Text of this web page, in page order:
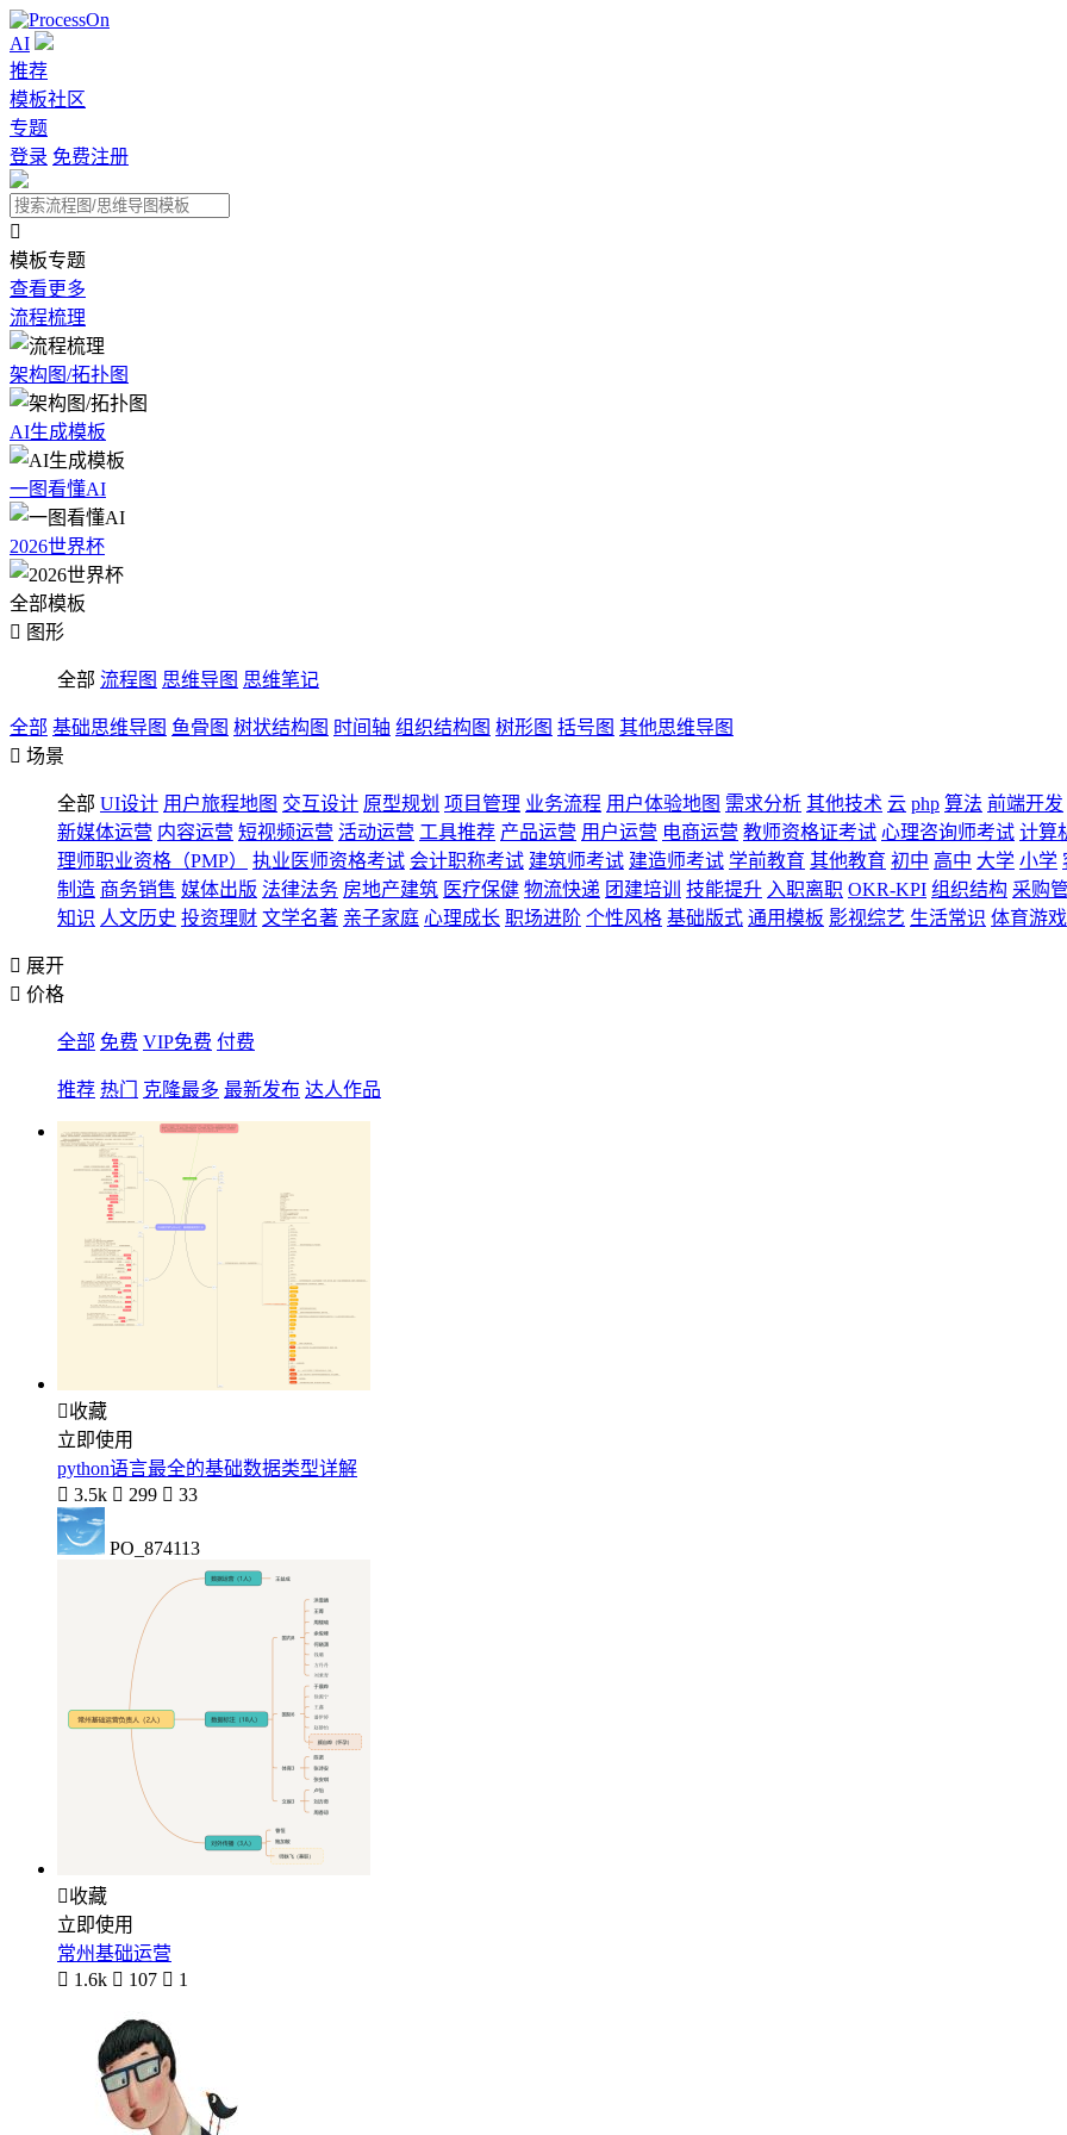
AI
推荐
模板社区
专题
登录 免费注册

模板专题
查看更多
流程梳理
架构图/拓扑图
AI生成模板
一图看懂AI
2026世界杯
全部模板
 图形
全部 流程图 思维导图 思维笔记
全部 基础思维导图 鱼骨图 树状结构图 时间轴 组织结构图 树形图 括号图 其他思维导图
 场景
全部 UI设计 用户旅程地图 交互设计 原型规划 项目管理 业务流程 用户体验地图 需求分析 其他技术 云 php 算法 前端开发
新媒体运营 内容运营 短视频运营 活动运营 工具推荐 产品运营 用户运营 电商运营 教师资格证考试 心理咨询师考试 计算
理师职业资格（PMP）
执业医师资格考试 会计职称考试 建筑师考试 建造师考试 学前教育 其他教育 初中 高中 大学 小学
制造 商务销售 媒体出版 法律法务 房地产建筑 医疗保健 物流快递 团建培训 技能提升 入职离职 OKR-KPI 组织结构 采购
知识 人文历史 投资理财 文学名著 亲子家庭 心理成长 职场进阶 个性风格 基础版式 通用模板 影视综艺 生活常识 体育游戏
 展开
 价格
全部 免费 VIP免费 付费
推荐 热门 克隆最多 最新发布 达人作品
收藏
立即使用
python语言最全的基础数据类型详解
 3.5k  299  33
PO_874113
收藏
立即使用
常州基础运营
 1.6k  107  1